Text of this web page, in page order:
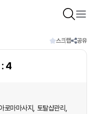
스크랩 공유
: 4
로마마사지
토탈샵관리